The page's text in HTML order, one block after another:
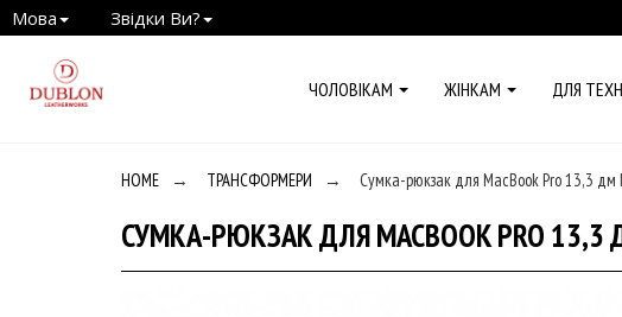
Мова Звідки Ви?
ЧОЛОВІКАМ ЖІНКАМ ДЛЯ
HOME → ТРАНСФОРМЕРИ → Сумка-рюкзак для MacBook Pro 13,3 дм
СУМКА-РЮКЗАК ДЛЯ MACBOOK PRO 13,3